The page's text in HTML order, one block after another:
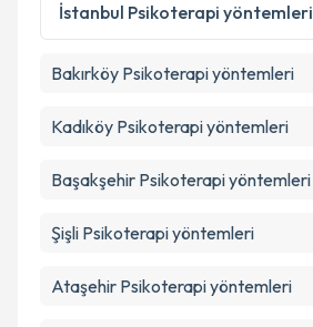
İstanbul Psikoterapi yöntemleri
Bakırköy Psikoterapi yöntemleri
Kadıköy Psikoterapi yöntemleri
Başakşehir Psikoterapi yöntemleri
Şişli Psikoterapi yöntemleri
Ataşehir Psikoterapi yöntemleri